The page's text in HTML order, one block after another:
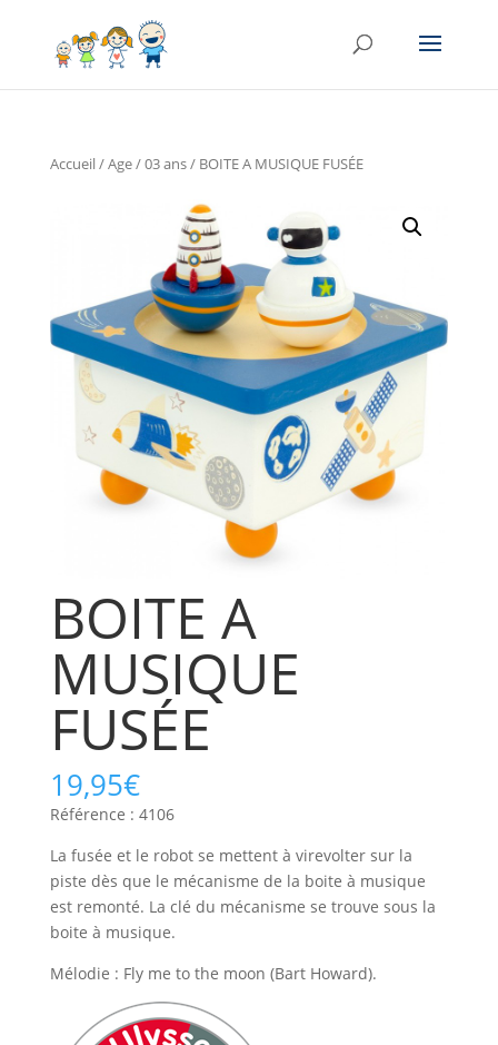
Accueil/Age/03 ans/ BOITE A MUSIQUE FUSÉE
BOITE A
MUSIQUE
FUSÉE
19,95€
Référence : 4106
La fusée et le robot se mettent à virevolter sur la
piste dès que le mécanisme de la boite à musique
est remonté. La clé du mécanisme se trouve sous la
boite à musique.
Mélodie : Fly me to the moon (Bart Howard).